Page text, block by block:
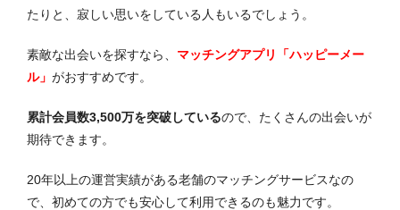
たりと、寂しい思いをしている人もいるでしょう。
素敵な出会いを探すなら、 マッチングアプリ「ハッピーメー
ル」 がおすすめです。
累計会員数3,500万を突破しているので、たくさんの出会いが
期待できます。
20年以上の運営実績がある老舗のマッチングサービスなの
で、初めての方でも安心して利用できるのも魅力です。